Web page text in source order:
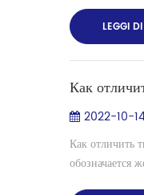
LEGGI
Как
2022-10-
Как отличить